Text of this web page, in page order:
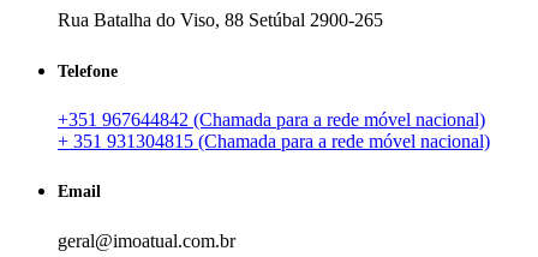
Rua Batalha do Viso, 88 Setúbal 2900-265
Telefone
+351 967644842 (Chamada para a rede móvel nacional)
+ 351 931304815 (Chamada para a rede móvel nacional)
Email
geral@imoatual.com.br